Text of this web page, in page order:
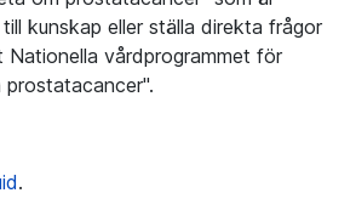
kunskap eller ställa direkta frågor
vårdprogrammet för
.